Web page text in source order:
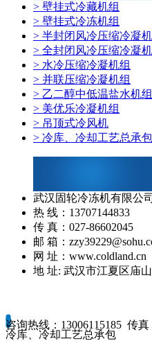
> 壁挂式冷藏机组
> 壁挂式冷冻机组
> 半封闭风冷压缩冷凝
> 全封闭风冷压缩冷凝
> 水冷压缩冷凝机组
> 并联压缩冷凝机组
> 乙二醇中低温盐水机组
> 美优乐冷凝机组
> 吊顶式冷风机
> 冷库、冷却工艺总承包
武汉固轮冷冻机有限公司
热 线：13707144833
传 真：027-86602045
邮 箱：
网 址：www.coldland.cn
地 址: 武汉市江夏区庙
冷库、冷却工艺总承包
咨询热线：13006115185 传真